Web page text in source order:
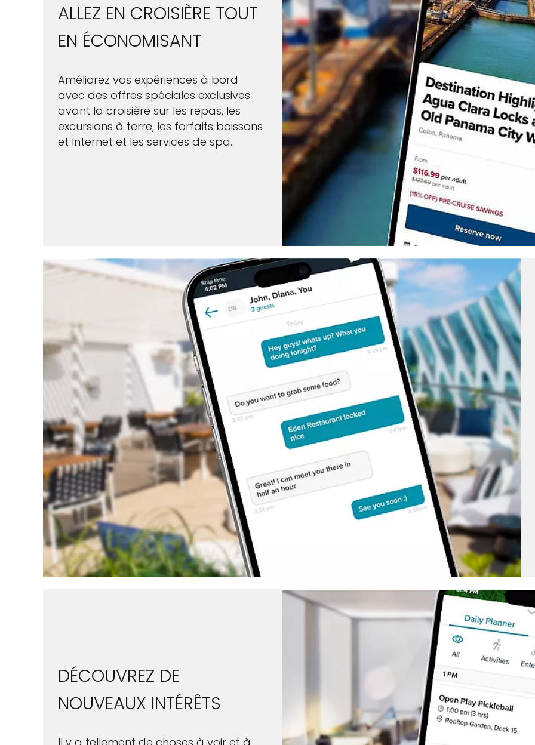
ALLEZ EN CROISIÈRE TOUT
EN ÉCONOMISANT
Améliorez vos expériences à bord
avec des offres spéciales exclusives
avant la croisière sur les repas, les
excursions à terre, les forfaits boissons
et Internet et les services de spa.
DÉCOUVREZ DE
NOUVEAUX INTÉRÊTS
Il y a tellement de choses à voir et à